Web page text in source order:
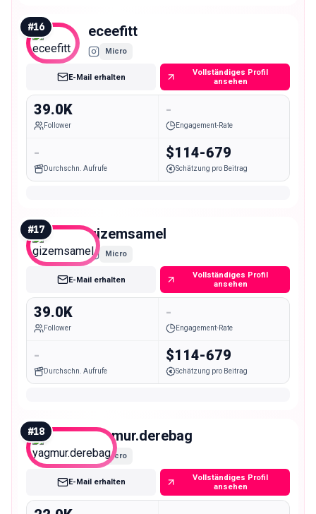
#16 eceefitt
Micro
E-Mail erhalten
Vollständiges Profil
ansehen
39.0K
Follower
-
Engagement-Rate
-
Durchschn. Aufrufe
$114-679
Schätzung pro Beitrag
#17 gizemsamel
Micro
E-Mail erhalten
Vollständiges Profil
ansehen
39.0K
Follower
-
Engagement-Rate
-
Durchschn. Aufrufe
$114-679
Schätzung pro Beitrag
#18 yagmur.derebag
Micro
E-Mail erhalten
Vollständiges Profil
ansehen